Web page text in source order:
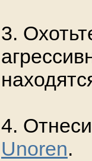
3.
4.
Unoren.